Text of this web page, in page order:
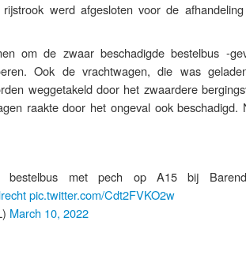
werd afgesloten voor de
om de zwaar beschadigde bestelbus -
Ook de vrachtwagen, die was
weggetakeld door het zwaardere
raakte door het ongeval ook beschadigd.
bestelbus met pech op A15 bij
pic.twitter.com/Cdt2FVKO2w
March 10, 2022